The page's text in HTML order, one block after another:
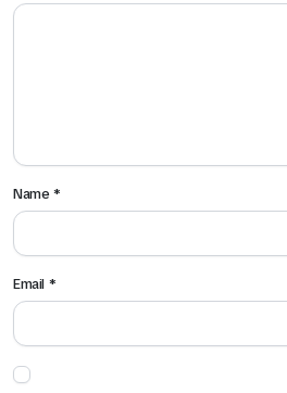
Name*
Email *